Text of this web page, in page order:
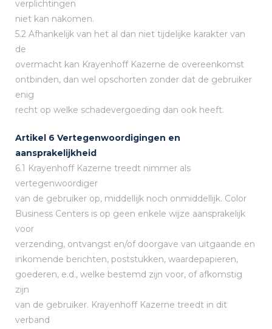
verplichtingen
niet kan nakomen.
5.2 Afhankelijk van het al dan niet tijdelijke karakter van
de
overmacht kan Krayenhoff Kazerne de overeenkomst
ontbinden, dan wel opschorten zonder dat de gebruiker
enig
recht op welke schadevergoeding dan ook heeft.
Artikel 6 Vertegenwoordigingen en
aansprakelijkheid
6.1 Krayenhoff Kazerne treedt nimmer als
vertegenwoordiger
van de gebruiker op, middellijk noch onmiddellijk. Color
Business Centers is op geen enkele wijze aansprakelijk
voor
verzending, ontvangst en/of doorgave van uitgaande en
inkomende berichten, poststukken, waardepapieren,
goederen, e.d., welke bestemd zijn voor, of afkomstig
zijn
van de gebruiker. Krayenhoff Kazerne treedt in dit
verband